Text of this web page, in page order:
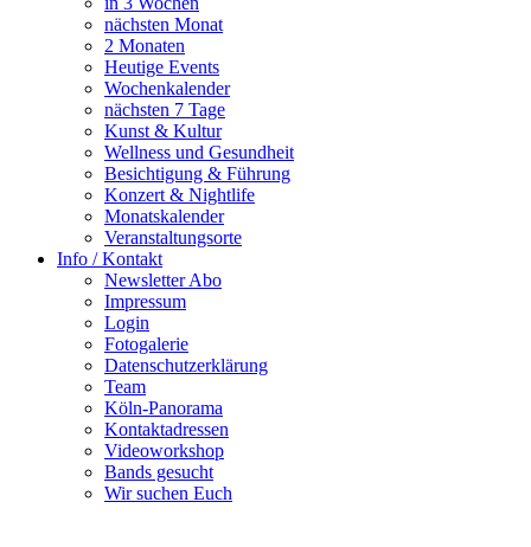
nächsten Monat
2 Monaten
Heutige Events
Wochenkalender
nächsten 7 Tage
Kunst & Kultur
Wellness und Gesundheit
Besichtigung & Führung
Konzert & Nightlife
Monatskalender
Veranstaltungsorte
Info / Kontakt
Newsletter Abo
Impressum
Login
Fotogalerie
Datenschutzerklärung
Team
Köln-Panorama
Kontaktadressen
Videoworkshop
Bands gesucht
Wir suchen Euch